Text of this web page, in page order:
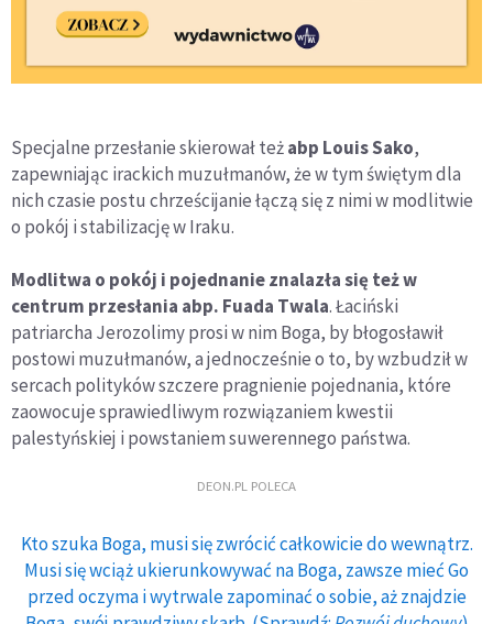
Specjalne przesłanie skierował teżabp Louis Sako,
zapewniając irackich muzułmanów, że w tym świętym dla
nich czasie postu chrześcijanie łączą się z nimi w modlitwie
o pokój i stabilizację w Iraku.
Modlitwa o pokój i pojednanie znalazła się też w
centrum przesłania abp. Fuada Twala. Łaciński
patriarcha Jerozolimy prosi w nim Boga, by błogosławił
postowi muzułmanów, a jednocześnie o to, by wzbudził w
sercach polityków szczere pragnienie pojednania, które
zaowocuje sprawiedliwym rozwiązaniem kwestii
palestyńskiej i powstaniem suwerennego państwa.
DEON.PL POLECA
Kto szuka Boga, musi się zwrócić całkowicie do wewnątrz.
Musi się wciąż ukierunkowywać na Boga, zawsze mieć Go
przed oczyma i wytrwale zapominać o sobie, aż znajdzie